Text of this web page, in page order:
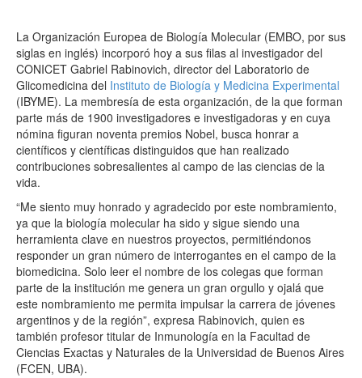
La Organización Europea de Biología Molecular (EMBO, por sus
siglas en inglés) incorporó hoy a sus filas al investigador del
CONICET Gabriel Rabinovich, director del Laboratorio de
Glicomedicina del Instituto de Biología y Medicina Experimental
(IBYME). La membresía de esta organización, de la que forman
parte más de 1900 investigadores e investigadoras y en cuya
nómina figuran noventa premios Nobel, busca honrar a
científicos y científicas distinguidos que han realizado
contribuciones sobresalientes al campo de las ciencias de la
vida.
“Me siento muy honrado y agradecido por este nombramiento,
ya que la biología molecular ha sido y sigue siendo una
herramienta clave en nuestros proyectos, permitiéndonos
responder un gran número de interrogantes en el campo de la
biomedicina. Solo leer el nombre de los colegas que forman
parte de la institución me genera un gran orgullo y ojalá que
este nombramiento me permita impulsar la carrera de jóvenes
argentinos y de la región”, expresa Rabinovich, quien es
también profesor titular de Inmunología en la Facultad de
Ciencias Exactas y Naturales de la Universidad de Buenos Aires
(FCEN, UBA).